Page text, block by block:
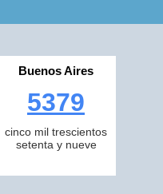
Buenos Aires
5379
cinco mil trescientos
setenta y nueve